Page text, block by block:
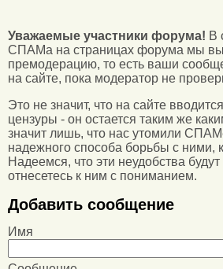
Уважаемые участники форума! В
СПАМа на страницах форума мы
премодерацию, то есть ваши
на сайте, пока модератор не
Это не значит, что на сайте
цензуры - он остается таким же
значит лишь, что нас утомили
надежного способа борьбы с ними,
Надеемся, что эти неудобства
отнесетесь к ним с пониманием.
Добавить сообщение
Имя